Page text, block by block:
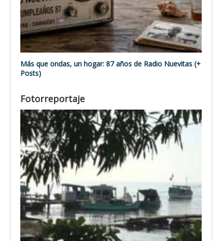
Más que ondas, un hogar: 87 años de Radio Nuevitas (+
Posts)
Fotorreportaje